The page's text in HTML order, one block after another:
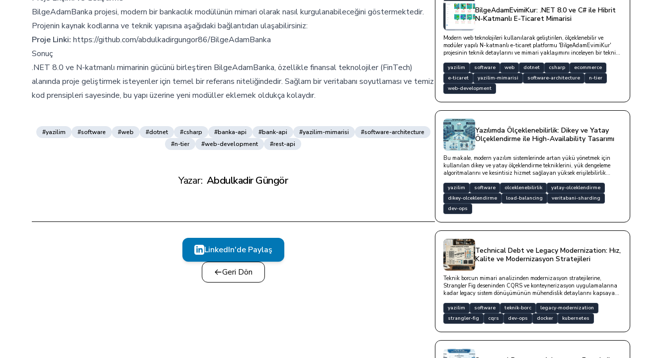
BilgeAdamBanka projesi, modern bir bankacılık modülünün mimari olarak nasıl kurgulanabileceğini göstermektedir.
Projenin kaynak kodlarına ve teknik yapısına aşağıdaki bağlantıdan ulaşabilirsiniz:
Proje Linki: https://github.com/abdulkadirgungor86/BilgeAdamBanka
Sonuç
.NET 8.0 ve N-katmanlı mimarinin gücünü birleştiren BilgeAdamBanka, özellikle finansal teknolojiler (FinTech)
alanında proje geliştirmek isteyenler için temel bir referans niteliğindedir. Sağlam bir veritabanı soyutlaması ve temiz
kod prensipleri sayesinde, bu yapı üzerine yeni modüller eklemek oldukça kolaydır.
#yazilim #software #web #dotnet #csharp #banka-api #bank-api #yazilim-mimarisi
#software-architecture
#n-tier
#web-development #rest-api
Yazar: Abdulkadir Güngör
LinkedIn'de Paylaş
Geri Dön
BilgeAdamEvimiKur: .NET 8.0 ve C# ile Hibrit
N-Katmanlı E-Ticaret Mimarisi
Modern web teknolojileri kullanılarak geliştirilen, ölçeklenebilir ve
modüler yapılı N-katmanlı e-ticaret platformu 'BilgeAdamEvimiKur'
projesinin teknik detaylarını ve mimari yaklaşımını inceleyen bir teknik
yazilim software web dotnet csharp
ecommerce
e-ticaret
yazilim-mimarisi software-architecture
n-tier
web-development
Yazılımda Ölçeklenebilirlik: Dikey ve Yatay
Ölçeklendirme ile High-Availability Tasarımı
Bu makale, modern yazılım sistemlerinde artan yükü yönetmek için
kullanılan dikey ve yatay ölçeklendirme tekniklerini, yük dengeleme
algoritmalarını ve kesintisiz hizmet sağlayan yüksek erişilebilirlik
incelemektedir.
yazilim software olceklenebilirlik
yatay-olceklendirme
dikey-olceklendirme
load-balancing
veritabani-sharding
dev-ops
Technical Debt ve Legacy Modernization: Hız,
Kalite ve Modernizasyon Stratejileri
Teknik borcun mimari analizinden modernizasyon stratejilerine,
Strangler Fig deseninden CQRS ve konteynerizasyon uygulamalarına
kadar legacy sistem dönüşümünün mühendislik detaylarını kapsayan
yazilim software teknik-borc
legacy-modernization
strangler-fig
cqrs dev-ops docker kubernetes